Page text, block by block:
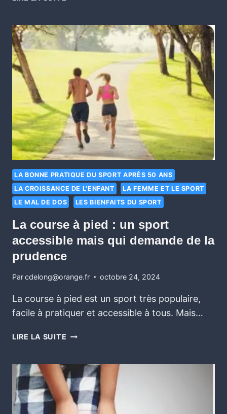
LA BONNE PRATIQUE DU SPORT APRÈS 50 ANS
LA CROISSANCE DE L'ENFANT
LA FEMME ET LE SPORT
LE MAL DE DOS
LES BIENFAITS DU SPORT
La course à pied : un sport
accessible mais qui demande de la
prudence
Parcdelong@orange.fr octobre 24, 2024
La course à pied est un sport très populaire,
facile à pratiquer et accessible à tous. Mais…
LIRE LA SUITE